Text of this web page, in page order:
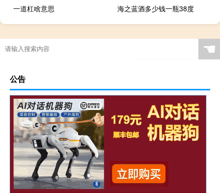
一道杠啥意思
海之蓝酒多少钱一瓶38度
☚
公告